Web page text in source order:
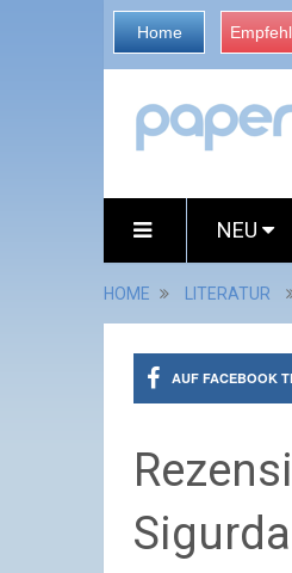
Home
NEU
HOME LITERATUR
AUF FACEBOOK